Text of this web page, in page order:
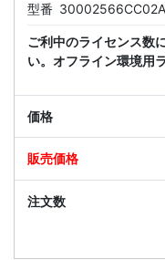
型番
ご利中のライセンス数
い。オフライン環境用